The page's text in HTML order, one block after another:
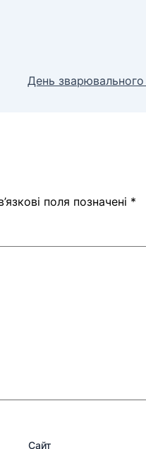
День зварювального
поля позначені *
Сайт